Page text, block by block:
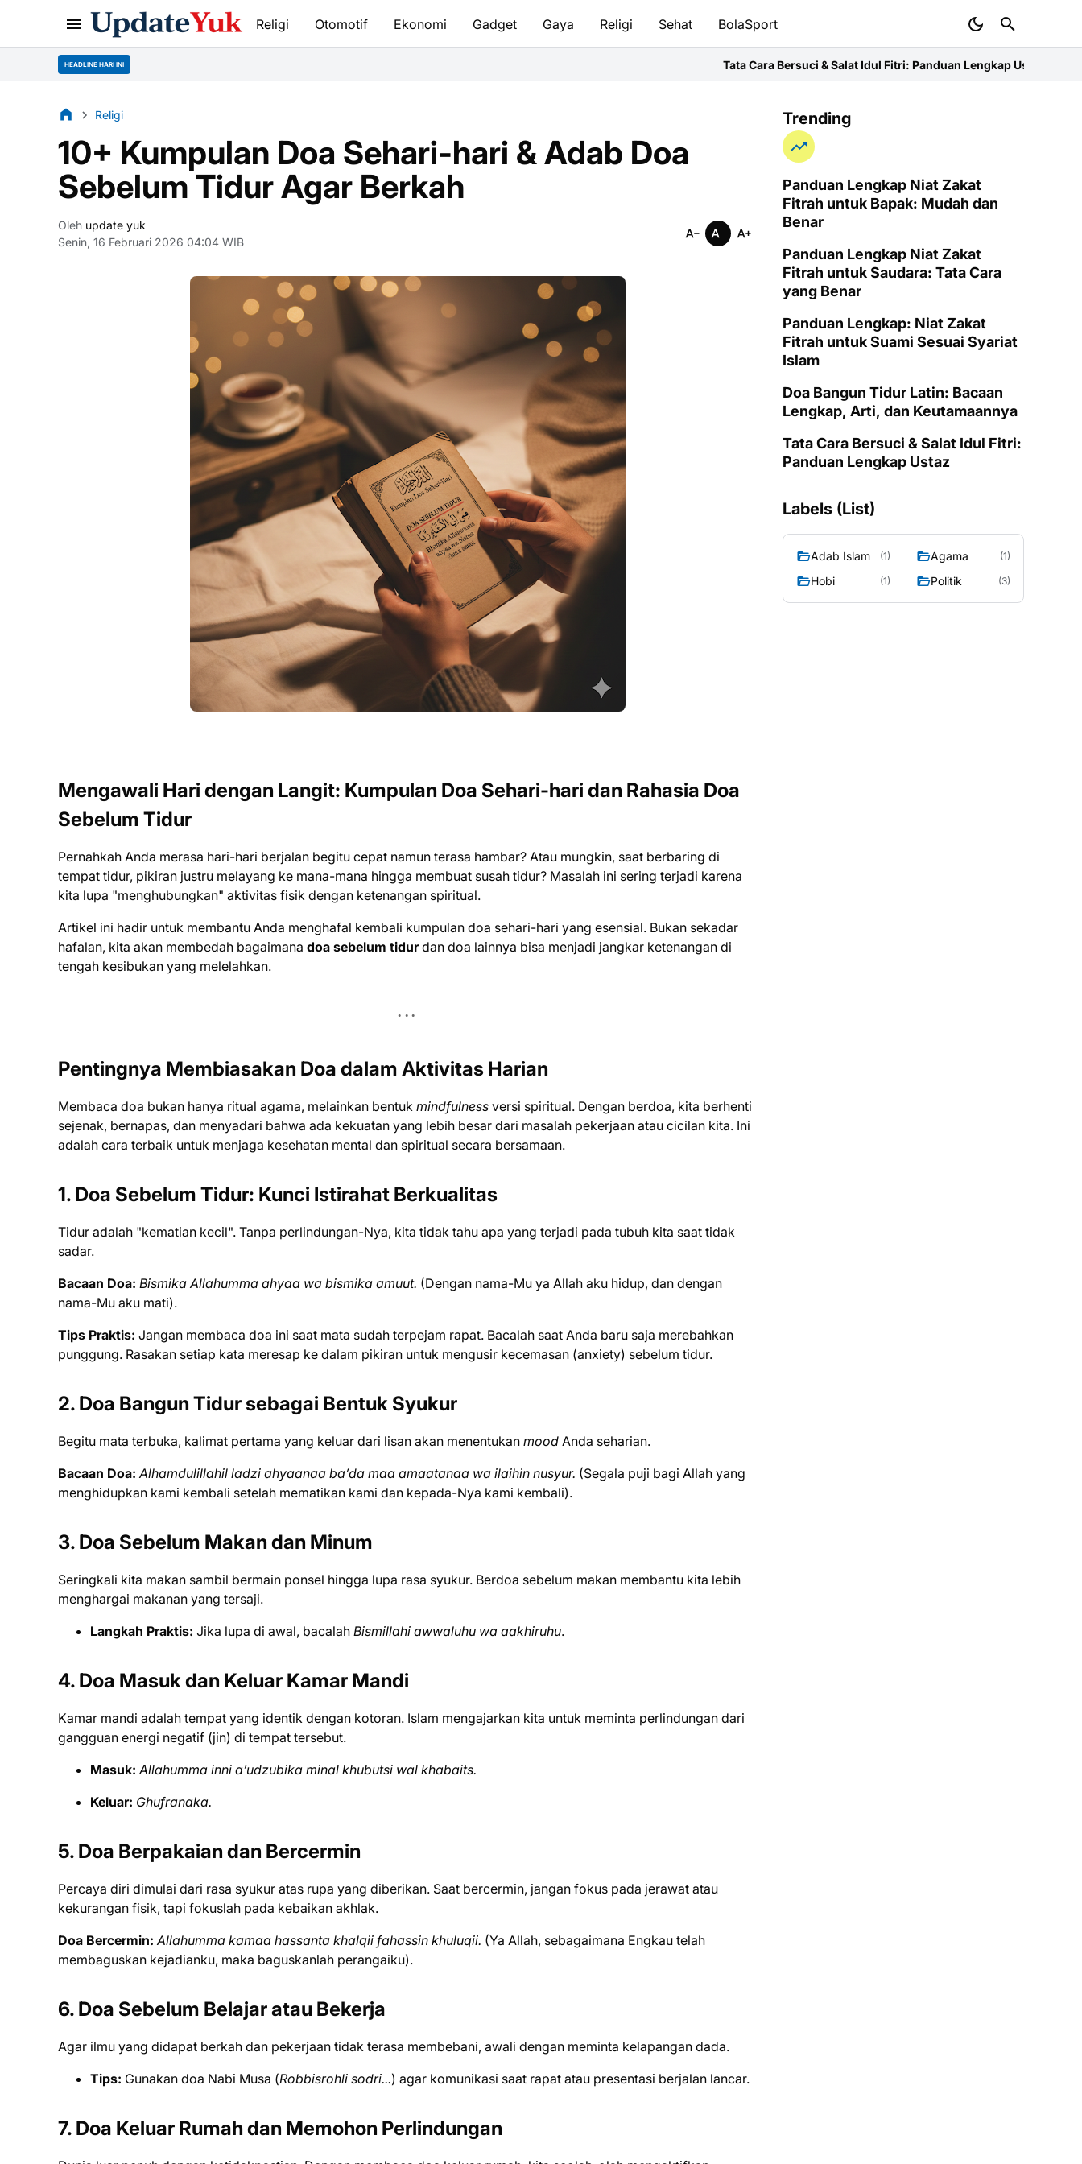
Religi Otomotif Ekonomi Gadget Gaya Religi Sehat BolaSport
HEADLINE HARI INI Tata Cara Bersuci & Salat Idul Fitri: Panduan Lengkap Ustaz Niat Zakat Fitrah
Religi
10+ Kumpulan Doa Sehari-hari & Adab Doa
Sebelum Tidur Agar Berkah
Oleh update yuk
Senin, 16 Februari 2026 04:04 WIB
Mengawali Hari dengan Langit: Kumpulan Doa Sehari-hari dan Rahasia Doa
Sebelum Tidur
Pernahkah Anda merasa hari-hari berjalan begitu cepat namun terasa hambar? Atau mungkin, saat berbaring di
tempat tidur, pikiran justru melayang ke mana-mana hingga membuat susah tidur? Masalah ini sering terjadi karena
kita lupa "menghubungkan" aktivitas fisik dengan ketenangan spiritual.
Artikel ini hadir untuk membantu Anda menghafal kembali kumpulan doa sehari-hari yang esensial. Bukan sekadar
hafalan, kita akan membedah bagaimana doa sebelum tidurdan doa lainnya bisa menjadi jangkar ketenangan di
tengah kesibukan yang melelahkan.
Pentingnya Membiasakan Doa dalam Aktivitas Harian
Membaca doa bukan hanya ritual agama, melainkan bentuk mindfulness versi spiritual. Dengan berdoa, kita berhenti
sejenak, bernapas, dan menyadari bahwa ada kekuatan yang lebih besar dari masalah pekerjaan atau cicilan kita. Ini
adalah cara terbaik untuk menjaga kesehatan mental dan spiritual secara bersamaan.
1. Doa Sebelum Tidur: Kunci Istirahat Berkualitas
Tidur adalah "kematian kecil". Tanpa perlindungan-Nya, kita tidak tahu apa yang terjadi pada tubuh kita saat tidak
sadar.
Bacaan Doa: Bismika Allahumma ahyaa wa bismika amuut. (Dengan nama-Mu ya Allah aku hidup, dan dengan
nama-Mu aku mati).
Tips Praktis: Jangan membaca doa ini saat mata sudah terpejam rapat. Bacalah saat Anda baru saja merebahkan
punggung. Rasakan setiap kata meresap ke dalam pikiran untuk mengusir kecemasan (anxiety) sebelum tidur.
2. Doa Bangun Tidur sebagai Bentuk Syukur
Begitu mata terbuka, kalimat pertama yang keluar dari lisan akan menentukan mood Anda seharian.
Bacaan Doa: Alhamdulillahil ladzi ahyaanaa ba’da maa amaatanaa wa ilaihin nusyur. (Segala puji bagi Allah yang
menghidupkan kami kembali setelah mematikan kami dan kepada-Nya kami kembali).
3. Doa Sebelum Makan dan Minum
Seringkali kita makan sambil bermain ponsel hingga lupa rasa syukur. Berdoa sebelum makan membantu kita lebih
menghargai makanan yang tersaji.
Langkah Praktis: Jika lupa di awal, bacalah Bismillahi awwaluhu wa aakhiruhu.
4. Doa Masuk dan Keluar Kamar Mandi
Kamar mandi adalah tempat yang identik dengan kotoran. Islam mengajarkan kita untuk meminta perlindungan dari
gangguan energi negatif (jin) di tempat tersebut.
Masuk: Allahumma inni a’udzubika minal khubutsi wal khabaits.
Keluar: Ghufranaka.
5. Doa Berpakaian dan Bercermin
Percaya diri dimulai dari rasa syukur atas rupa yang diberikan. Saat bercermin, jangan fokus pada jerawat atau
kekurangan fisik, tapi fokuslah pada kebaikan akhlak.
Doa Bercermin: Allahumma kamaa hassanta khalqii fahassin khuluqii. (Ya Allah, sebagaimana Engkau telah
membaguskan kejadianku, maka baguskanlah perangaiku).
6. Doa Sebelum Belajar atau Bekerja
Agar ilmu yang didapat berkah dan pekerjaan tidak terasa membebani, awali dengan meminta kelapangan dada.
Tips: Gunakan doa Nabi Musa (Robbisrohli sodri...) agar komunikasi saat rapat atau presentasi berjalan lancar.
7. Doa Keluar Rumah dan Memohon Perlindungan
Trending
Panduan Lengkap Niat Zakat
Fitrah untuk Bapak: Mudah dan
Benar
Panduan Lengkap Niat Zakat
Fitrah untuk Saudara: Tata Cara
yang Benar
Panduan Lengkap: Niat Zakat
Fitrah untuk Suami Sesuai Syariat
Islam
Doa Bangun Tidur Latin: Bacaan
Lengkap, Arti, dan Keutamaannya
Tata Cara Bersuci & Salat Idul Fitri:
Panduan Lengkap Ustaz
Labels (List)
Adab Islam (1) Agama (1)
Hobi (1) Politik (3)